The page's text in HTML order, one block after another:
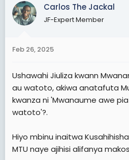
a
d
a
t
e
r
Carlos The Jackal
JF-Expert Member
Feb 26, 2025
Ushawahi Jiuliza kwann
au watoto, akiwa anatafuta
kwanza ni 'Mwanaume awe
watoto'?.
Hiyo mbinu inaitwa
MTU naye ajihisi alifanya